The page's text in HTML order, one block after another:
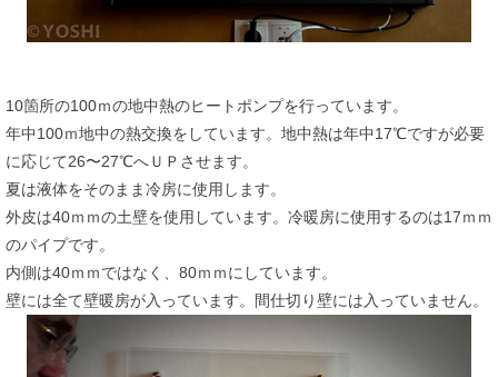
10箇所の100ｍの地中熱のヒートポンプを行っています。
年中100ｍ地中の熱交換をしています。地中熱は年中17℃ですが必要
に応じて26〜27℃へＵＰさせます。
夏は液体をそのまま冷房に使用します。
外皮は40ｍｍの土壁を使用しています。冷暖房に使用するのは17ｍｍ
のパイプです。
内側は40ｍｍではなく、80ｍｍにしています。
壁には全て壁暖房が入っています。間仕切り壁には入っていません。